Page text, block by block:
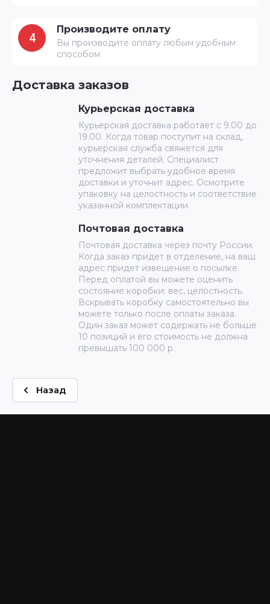
4
Производите оплату
Вы производите оплату любым удобным
способом
Доставка заказов
Курьерская доставка
Курьерская доставка работает с 9.00 до
19.00. Когда товар поступит на склад,
курьерская служба свяжется для
уточнения деталей. Специалист
предложит выбрать удобное время
доставки и уточнит адрес. Осмотрите
упаковку на целостность и соответствие
указанной комплектации.
Почтовая доставка
Почтовая доставка через почту России.
Когда заказ придет в отделение, на ваш
адрес придет извещение о посылке.
Перед оплатой вы можете оценить
состояние коробки: вес, целостность.
Вскрывать коробку самостоятельно вы
можете только после оплаты заказа.
Один заказ может содержать не больше
10 позиций и его стоимость не должна
превышать 100 000 р.
Назад